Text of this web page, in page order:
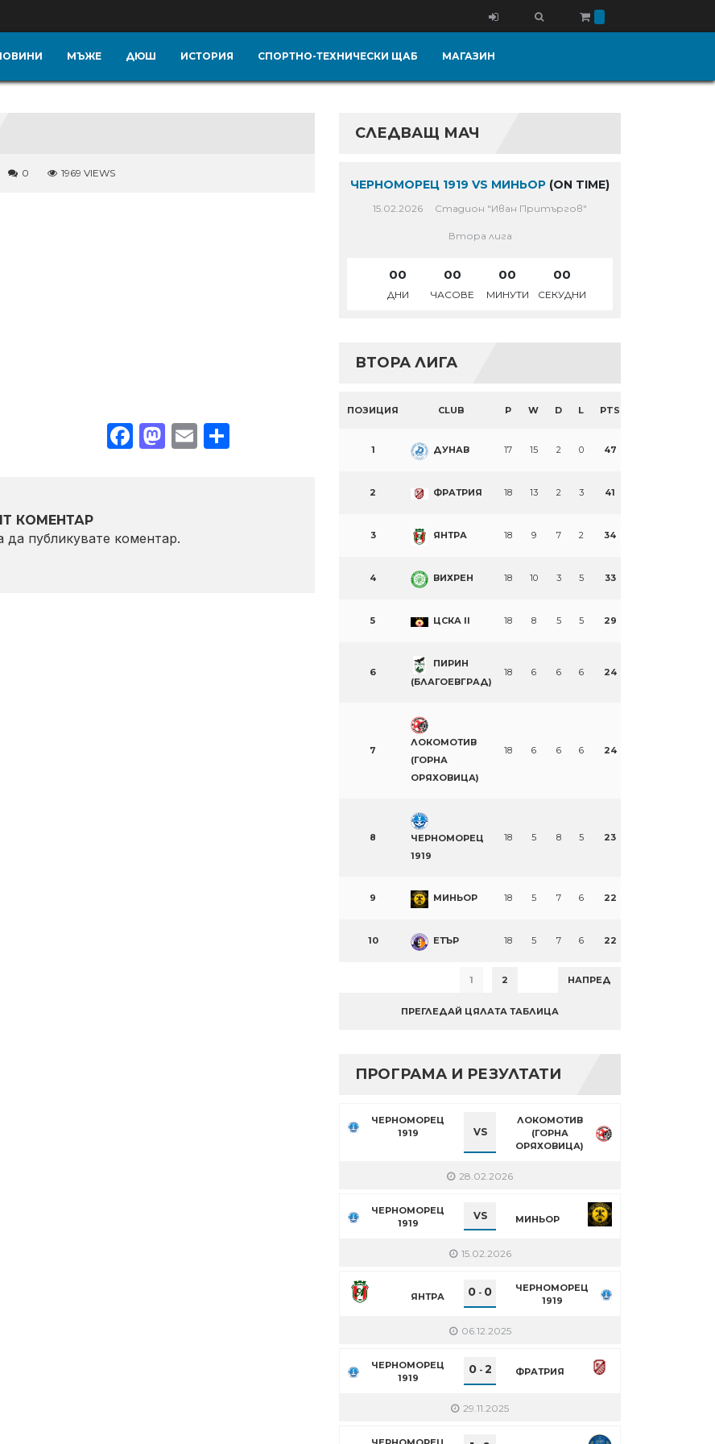
МЪЖЕ ДЮШ ИСТОРИЯ СПОРТНО-ТЕХНИЧЕСКИ ЩАБ МАГАЗИН
0 1969 VIEWS
Facebook
Mastodon
EmailShare
КОМЕНТАР
да публикувате коментар.
СЛЕДВАЩ МАЧ
ЧЕРНОМОРЕЦ 1919 VS МИНЬОР (ON TIME)
15.02.2026 Стадион "Иван Притъргов"
Втора лига
00
ДНИ
00
ЧАСОВЕ
00
МИНУТИ
00
СЕКУДНИ
ВТОРА ЛИГА
ПОЗИЦИЯ CLUB P W D L PTS
1 ДУНАВ 17 15 2 0 47
2 ФРАТРИЯ 18 13 2 3 41
3 ЯНТРА 18 9 7 2 34
4 ВИХРЕН 18 10 3 5 33
5 ЦСКА II 18 8 5 5 29
6
ПИРИН
(БЛАГОЕВГРАД)
18 6 6 6 24
7
ЛОКОМОТИВ
(ГОРНА
ОРЯХОВИЦА)
18 6 6 6 24
8
ЧЕРНОМОРЕЦ
1919
18 5 8 5 23
9 МИНЬОР 18 5 7 6 22
10 ЕТЪР 18 5 7 6 22
1 2 НАПРЕД
ПРЕГЛЕДАЙ ЦЯЛАТА ТАБЛИЦА
ПРОГРАМА И РЕЗУЛТАТИ
ЧЕРНОМОРЕЦ
1919
VS
ЛОКОМОТИВ
(ГОРНА
ОРЯХОВИЦА)
28.02.2026
ЧЕРНОМОРЕЦ
1919
VS МИНЬОР
15.02.2026
ЯНТРА 0 - 0
ЧЕРНОМОРЕЦ
1919
06.12.2025
ЧЕРНОМОРЕЦ
1919
0- 2 ФРАТРИЯ
29.11.2025